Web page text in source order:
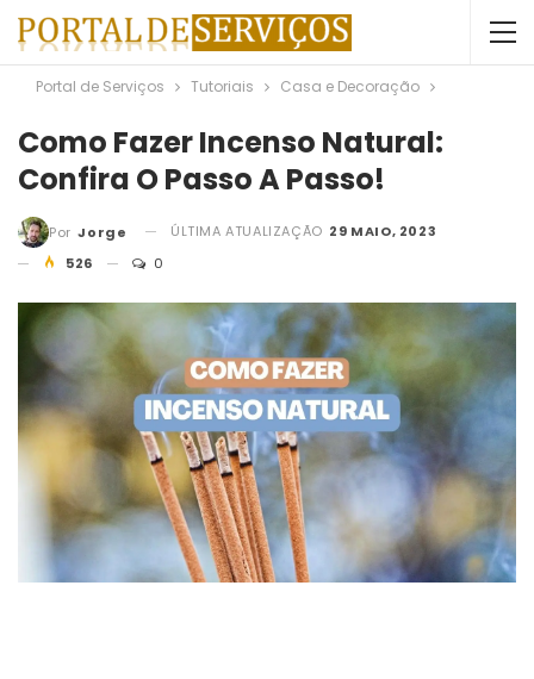
Portal de Serviços Tutoriais Casa e Decoração
Como Fazer Incenso Natural:
Confira O Passo A Passo!
Por Jorge ÚLTIMA ATUALIZAÇÃO 29 MAIO, 2023
526
0